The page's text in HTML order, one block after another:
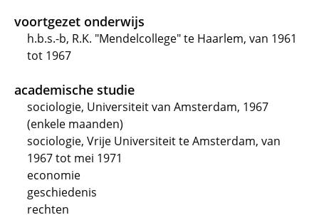
voortgezet onderwijs
h.b.s.-b, R.K. "Mendelcollege" te Haarlem, van 1961
tot 1967
academische studie
sociologie, Universiteit van Amsterdam, 1967
(enkele maanden)
sociologie, Vrije Universiteit te Amsterdam, van
1967 tot mei 1971
economie
geschiedenis
rechten